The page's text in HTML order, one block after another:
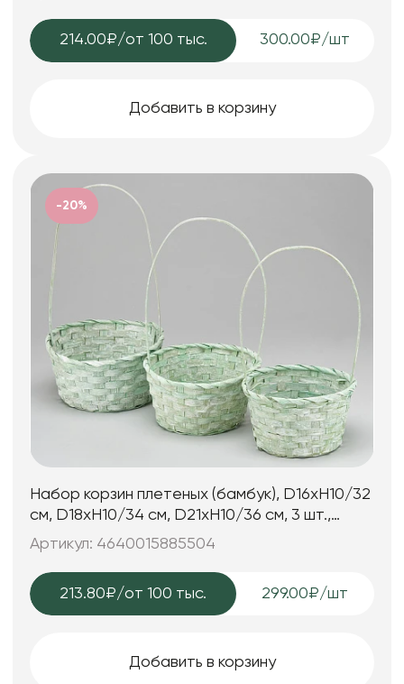
214.00₽/от 100 тыс. 300.00₽/шт
Добавить в корзину
-20%
Набор корзин плетеных (бамбук), D16xH10/32
см, D18xH10/34 см, D21xH10/36 см, 3 шт.,
светло-зеленый
Артикул: 4640015885504
213.80₽/от 100 тыс. 299.00₽/шт
Добавить в корзину